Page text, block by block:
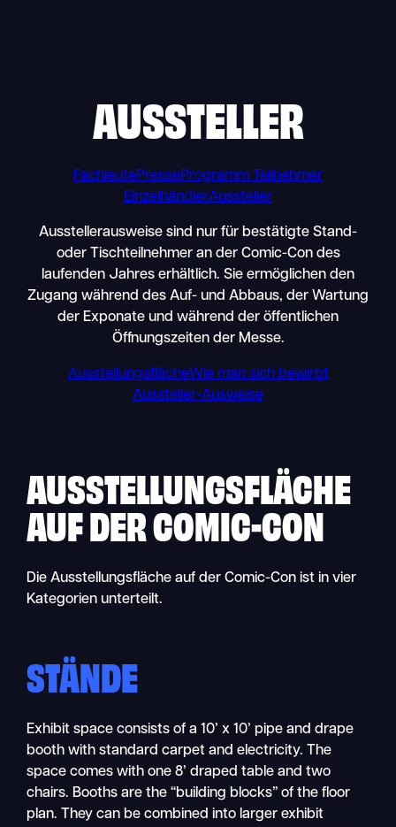
AUSSTELLER
FachleutePresseProgramm Teilnehmer
EinzelhändlerAussteller
Ausstellerausweise sind nur für bestätigte Stand-
oder Tischteilnehmer an der Comic-Con des
laufenden Jahres erhältlich. Sie ermöglichen den
Zugang während des Auf- und Abbaus, der Wartung
der Exponate und während der öffentlichen
Öffnungszeiten der Messe.
AusstellungsflächeWie man sich bewirbt
Aussteller-Ausweise
AUSSTELLUNGSFLÄCHE
AUF DER COMIC-CON
Die Ausstellungsfläche auf der Comic-Con ist in vier
Kategorien unterteilt.
STÄNDE
Exhibit space consists of a 10’ x 10’ pipe and drape
booth with standard carpet and electricity. The
space comes with one 8’ draped table and two
chairs. Booths are the “building blocks” of the floor
plan. They can be combined into larger exhibit